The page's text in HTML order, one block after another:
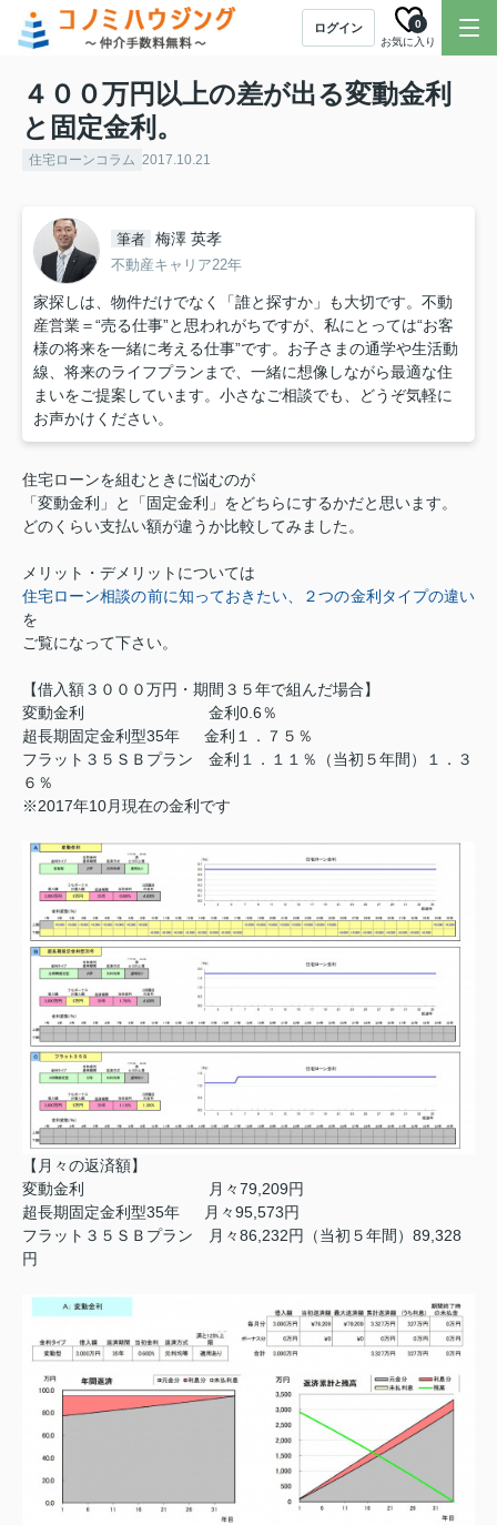
ログイン
お気に入り
0
４００万円以上の差が出る変動金利
と固定金利。
住宅ローンコラム 2017.10.21
筆者 梅澤 英孝
不動産キャリア22年
家探しは、物件だけでなく「誰と探すか」も大切です。不動
産営業＝“売る仕事”と思われがちですが、私にとっては“お客
様の将来を一緒に考える仕事”です。お子さまの通学や生活動
線、将来のライフプランまで、一緒に想像しながら最適な住
まいをご提案しています。小さなご相談でも、どうぞ気軽に
お声かけください。
住宅ローンを組むときに悩むのが
「変動金利」と「固定金利」をどちらにするかだと思います。
どのくらい支払い額が違うか比較してみました。
メリット・デメリットについては
住宅ローン相談の前に知っておきたい、２つの金利タイプの違い
を
ご覧になって下さい。
【借入額３０００万円・期間３５年で組んだ場合】
変動金利 金利0.6％
超長期固定金利型35年 金利１．７５％
フラット３５ＳＢプラン 金利１．１１％（当初５年間）１．３
６％
※2017年10月現在の金利です
【月々の返済額】
変動金利 月々79,209円
超長期固定金利型35年 月々95,573円
フラット３５ＳＢプラン 月々86,232円（当初５年間）89,328
円